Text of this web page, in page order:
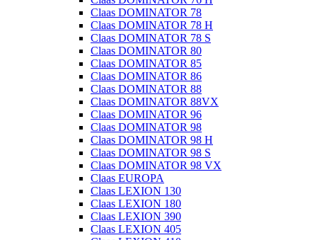
Claas DOMINATOR 78
Claas DOMINATOR 78 H
Claas DOMINATOR 78 S
Claas DOMINATOR 80
Claas DOMINATOR 85
Claas DOMINATOR 86
Claas DOMINATOR 88
Claas DOMINATOR 88VX
Claas DOMINATOR 96
Claas DOMINATOR 98
Claas DOMINATOR 98 H
Claas DOMINATOR 98 S
Claas DOMINATOR 98 VX
Claas EUROPA
Claas LEXION 130
Claas LEXION 180
Claas LEXION 390
Claas LEXION 405